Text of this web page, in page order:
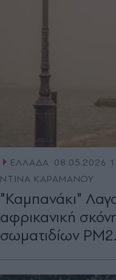
ΕΛΛΑΔΑ 08.05.2026
ΝΤΙΝΑ ΚΑΡΑΜΑΝΟΥ
"Καμπανάκι"
αφρικανική
σωματιδίων